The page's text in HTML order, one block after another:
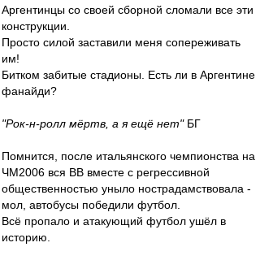
Аргентинцы со своей сборной сломали все эти
конструкции.
Просто силой заставили меня сопереживать
им!
Битком забитые стадионы. Есть ли в Аргентине
фанайди?
"Рок-н-ролл мёртв, а я ещё нет"БГ
Помнится, после итальянского чемпионства на
ЧМ2006 вся ВВ вместе с регрессивной
общественностью уныло нострадамствовала -
мол, автобусы победили футбол.
Всё пропало и атакующий футбол ушёл в
историю.